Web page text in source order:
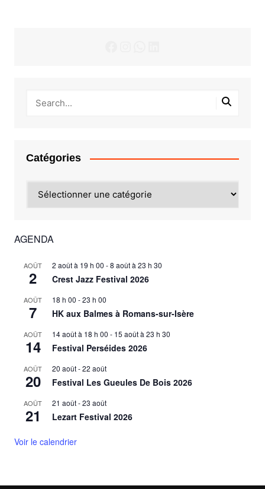
Catégories
AGENDA
AOÛT
2
2 août à 19 h 00 -8 août à 23 h 30
Crest Jazz Festival 2026
AOÛT
7
18 h 00 -23 h 00
HK aux Balmes à Romans-sur-Isère
AOÛT
14
14 août à 18 h 00 - 15 août à 23 h 30
Festival Perséides 2026
AOÛT
20
20 août-22 août
Festival Les Gueules De Bois 2026
AOÛT
21
21 août-23 août
Lezart Festival 2026
Voir le calendrier